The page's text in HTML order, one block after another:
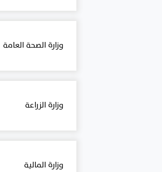
وزارة الصحة العامة
وزارة الزراعة
وزارة المالية